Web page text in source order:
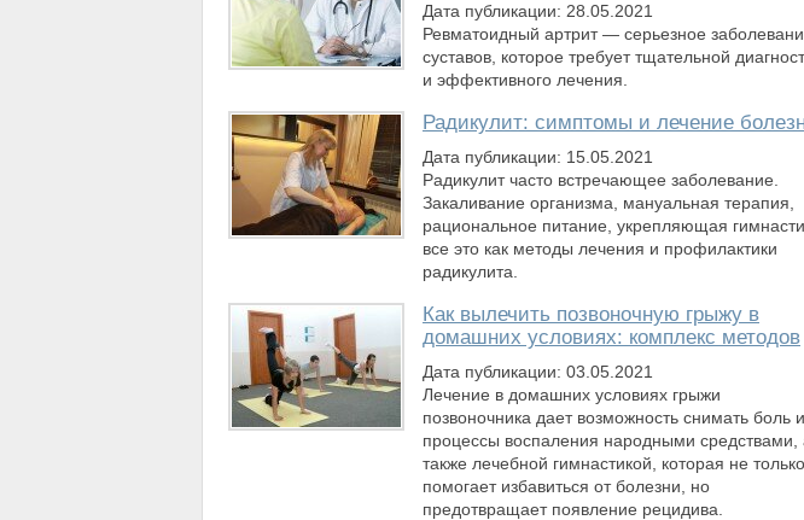
Дата публикации: 28.05.2021
Ревматоидный артрит — серьезное
суставов, которое требует тщательной
и эффективного лечения.
Радикулит: симптомы и лечение
Дата публикации: 15.05.2021
Радикулит часто встречающее заболевание.
Закаливание организма, мануальная терапия,
рациональное питание, укрепляющая
все это как методы лечения и профилактики
радикулита.
Как вылечить позвоночную грыжу в
домашних условиях: комплекс методов
Дата публикации: 03.05.2021
Лечение в домашних условиях грыжи
позвоночника дает возможность снимать боль и
процессы воспаления народными средствами,
также лечебной гимнастикой, которая не только
помогает избавиться от болезни, но
предотвращает появление рецидива.